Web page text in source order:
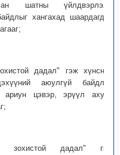
шатны үйлдвэрлэлд
хангахад шаардагдах
дадал" гэж хүнсний
аюулгүй байдлыг
ариун цэвэр, эрүүл ахуйн
зохистой дадал" гэж